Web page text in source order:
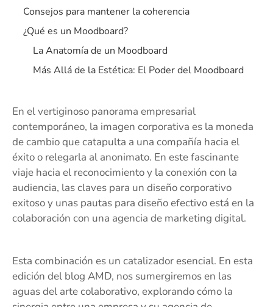
Consejos para mantener la coherencia
¿Qué es un Moodboard?
La Anatomía de un Moodboard
Más Allá de la Estética: El Poder del Moodboard
En el vertiginoso panorama empresarial
contemporáneo, la imagen corporativa es la moneda
de cambio que catapulta a una compañía hacia el
éxito o relegarla al anonimato. En este fascinante
viaje hacia el reconocimiento y la conexión con la
audiencia, las claves para un diseño corporativo
exitoso y unas pautas para diseño efectivo está en la
colaboración con una agencia de marketing digital.
Esta combinación es un catalizador esencial. En esta
edición del blog AMD, nos sumergiremos en las
aguas del arte colaborativo, explorando cómo la